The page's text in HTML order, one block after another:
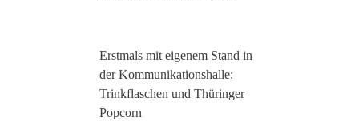
Erstmals mit eigenem Stand in
der Kommunikationshalle:
Trinkflaschen und Thüringer
Popcorn